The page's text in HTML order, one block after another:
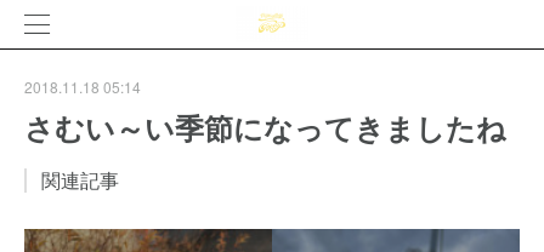
2018.11.18 05:14
さむい～い季節になってきましたね
関連記事